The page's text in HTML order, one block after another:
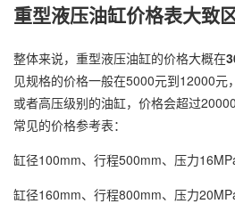
重型液压油缸价格表大致
整体来说，重型液压油缸的价格大概在
见规格的价格一般在5000元到12000元
或者高压级别的油缸，价格会超过
常见的价格参考表：
缸径100mm、行程500mm、压力
缸径160mm、行程800mm、压力